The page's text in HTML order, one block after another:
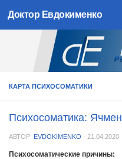
Skip to content
Доктор Евдокименко
КАРТА ПСИХОСОМАТИКИ
Психосоматика:
АВТОР: EVDOKIMENKO · 21.04.2020
Психосоматические причины: